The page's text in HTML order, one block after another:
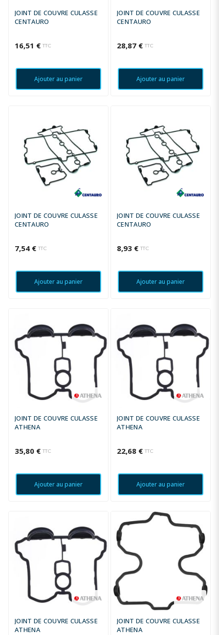
JOINT DE COUVRE CULASSE
CENTAURO
16,51 € TTC
Ajouter au panier
JOINT DE COUVRE CULASSE
CENTAURO
28,87 € TTC
Ajouter au panier
JOINT DE COUVRE CULASSE
CENTAURO
7,54 € TTC
Ajouter au panier
JOINT DE COUVRE CULASSE
CENTAURO
8,93 € TTC
Ajouter au panier
JOINT DE COUVRE CULASSE
ATHENA
35,80 € TTC
Ajouter au panier
JOINT DE COUVRE CULASSE
ATHENA
22,68 € TTC
Ajouter au panier
JOINT DE COUVRE CULASSE
ATHENA
JOINT DE COUVRE CULASSE
ATHENA